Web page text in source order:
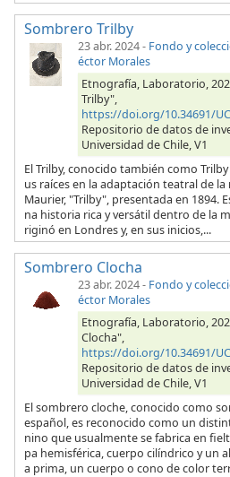
Sombrero Trilby
23 abr. 2024- Fondo y
éctor Morales
Etnografía, Laboratorio,
Trilby",
https://doi.org/10.34691/
Repositorio de datos de
Universidad de Chile, V1
El Trilby, conocido también como
us raíces en la adaptación teatral de
Maurier, "Trilby", presentada en 1894.
na historia rica y versátil dentro de la
riginó en Londres y, en sus inicios,...
Sombrero Clocha
23 abr. 2024- Fondo y
éctor Morales
Etnografía, Laboratorio,
Clocha",
https://doi.org/10.34691/
Repositorio de datos de
Universidad de Chile, V1
El sombrero cloche, conocido como
español, es reconocido como un
nino que usualmente se fabrica en
pa hemisférica, cuerpo cilíndrico y un
a prima, un cuerpo o cono de color